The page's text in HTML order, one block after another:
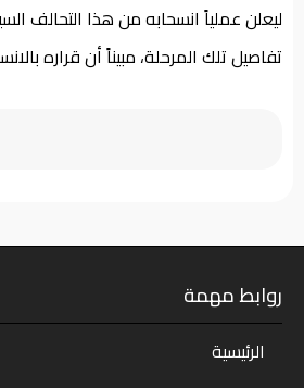
ليعلن عملياً انسحابه من هذا التحالف
تفاصيل تلك المرحلة، مبيناً أن
روابط مهمة
الرئيسية